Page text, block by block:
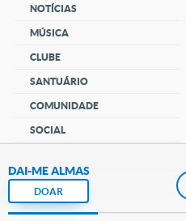
NOTÍCIAS
MÚSICA
CLUBE
SANTUÁRIO
COMUNIDADE
SOCIAL
DAI-ME ALMAS
DOAR